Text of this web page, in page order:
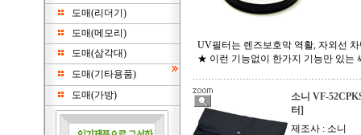
도매(리더기)
도매(메모리)
도매(삼각대)
도매(기타용품)
도매(가방)
UV필터는 렌즈보호막 역활, 자외선
★ 이런 기능없이 한가지 기능만 있는
소니 VF-
터]
제조사 : 소니